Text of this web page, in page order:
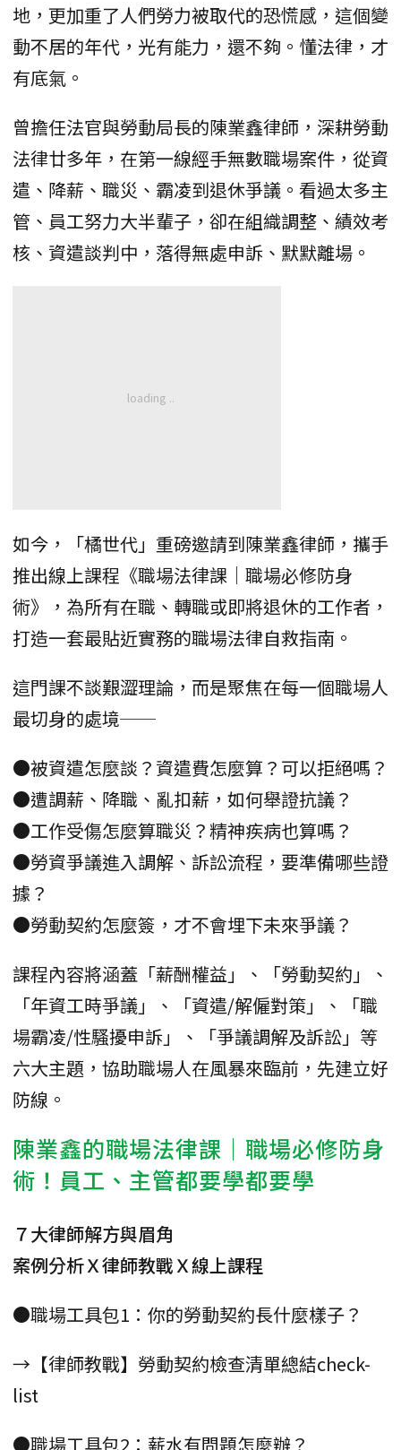
地，更加重了人們勞力被取代的恐慌感，這個變
動不居的年代，光有能力，還不夠。懂法律，才
有底氣。
曾擔任法官與勞動局長的陳業鑫律師，深耕勞動
法律廿多年，在第一線經手無數職場案件，從資
遣、降薪、職災、霸凌到退休爭議。看過太多主
管、員工努力大半輩子，卻在組織調整、績效考
核、資遣談判中，落得無處申訴、默默離場。
如今，「橘世代」重磅邀請到陳業鑫律師，攜手
推出線上課程《職場法律課｜職場必修防身
術》，為所有在職、轉職或即將退休的工作者，
打造一套最貼近實務的職場法律自救指南。
這門課不談艱澀理論，而是聚焦在每一個職場人
最切身的處境──
●被資遣怎麼談？資遣費怎麼算？可以拒絕嗎？
●遭調薪、降職、亂扣薪，如何舉證抗議？
●工作受傷怎麼算職災？精神疾病也算嗎？
●勞資爭議進入調解、訴訟流程，要準備哪些證
據？
●勞動契約怎麼簽，才不會埋下未來爭議？
課程內容將涵蓋「薪酬權益」、「勞動契約」、
「年資工時爭議」、「資遣/解僱對策」、「職
場霸凌/性騷擾申訴」、「爭議調解及訴訟」等
六大主題，協助職場人在風暴來臨前，先建立好
防線。
陳業鑫的職場法律課｜職場必修防身
術！ 員工、主管都要學都要學
７大律師解方與眉角
案例分析Ｘ律師教戰Ｘ線上課程
●職場工具包1：你的勞動契約長什麼樣子？
→【律師教戰】勞動契約檢查清單總結check-
list
●職場工具包2：薪水有問題怎麼辦？